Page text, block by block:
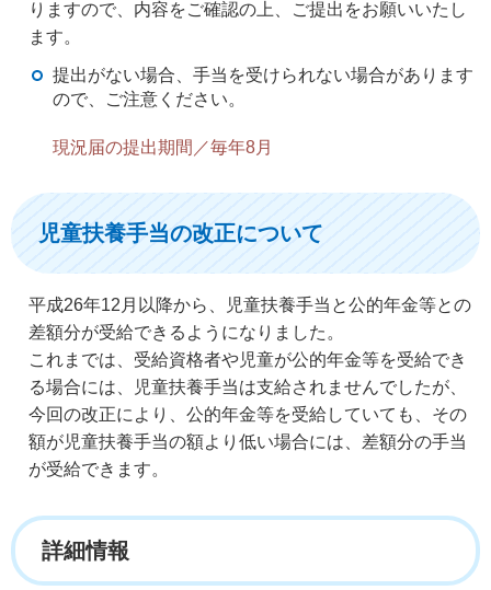
りますので、内容をご確認の上、ご提出をお願いいたし
ます。
提出がない場合、手当を受けられない場合があります
ので、ご注意ください。
現況届の提出期間／毎年8月
児童扶養手当の改正について
平成26年12月以降から、児童扶養手当と公的年金等との
差額分が受給できるようになりました。
これまでは、受給資格者や児童が公的年金等を受給でき
る場合には、児童扶養手当は支給されませんでしたが、
今回の改正により、公的年金等を受給していても、その
額が児童扶養手当の額より低い場合には、差額分の手当
が受給できます。
詳細情報